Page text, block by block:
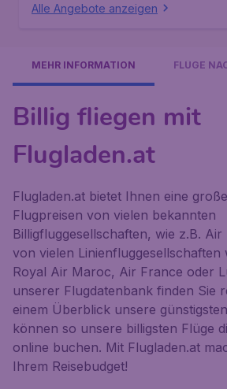
Alle Angebote anzeigen
MEHR INFORMATION FLÜGE
Billig fliegen mit
Flugladen.at
Flugladen.at bietet Ihnen eine
Flugpreisen von vielen bekannten
Billigfluggesellschaften, wie z.B.
von vielen Linienfluggesellschaften
Royal Air Maroc, Air France oder
unserer Flugdatenbank finden Sie
einem Überblick unsere
können so unsere billigsten Flüge
online buchen. Mit Flugladen.at
Ihrem Reisebudget!